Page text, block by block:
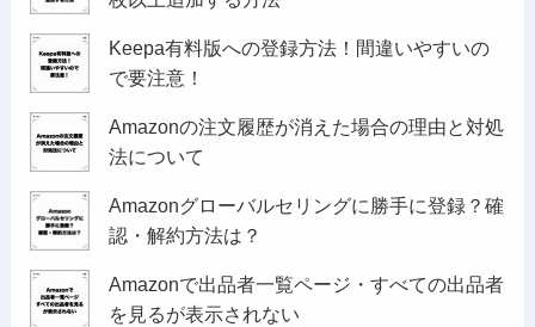
Keepa有料版への登録方法！間違いやすいの
で要注意！
Amazonの注文履歴が消えた場合の理由と対処
法について
Amazonグローバルセリングに勝手に登録？確
認・解約方法は？
Amazonで出品者一覧ページ・すべての出品者
を見るが表示されない